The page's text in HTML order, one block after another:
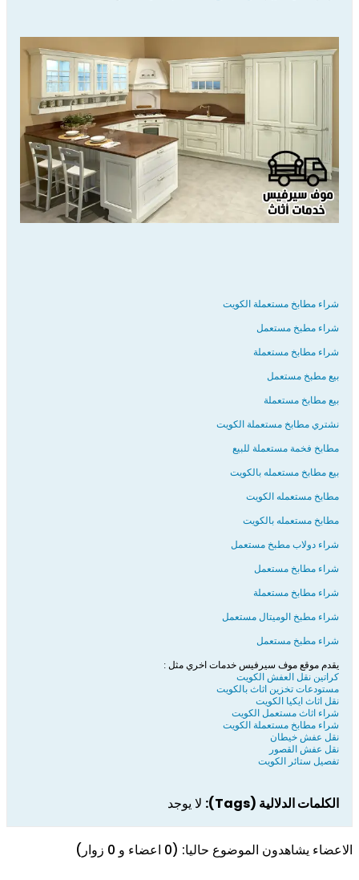
شراء مطابخ مستعملة الكويت
شراء مطبخ مستعمل
شراء مطابخ مستعملة
بيع مطبخ مستعمل
بيع مطابخ مستعملة
نشتري مطابخ مستعملة الكويت
مطابخ فخمة مستعملة للبيع
بيع مطابخ مستعمله بالكويت
مطابخ مستعمله الكويت
مطابخ مستعمله بالكويت
شراء دولاب مطبخ مستعمل
شراء مطابخ مستعمل
شراء مطابخ مستعملة
شراء مطبخ الوميتال مستعمل
شراء مطبخ مستعمل
يقدم موقع موف سيرفيس خدمات اخري مثل :
كراتين نقل العفش الكويت
مستودعات تخزين اثاث بالكويت
نقل اثاث ايكيا الكويت
شراء اثاث مستعمل الكويت
شراء مطابخ مستعملة الكويت
نقل عفش خيطان
نقل عفش القصور
تفصيل ستائر الكويت
الكلمات الدلالية (Tags): لا يوجد
الاعضاء يشاهدون الموضوع حاليا: (0 اعضاء و 0 زوار)